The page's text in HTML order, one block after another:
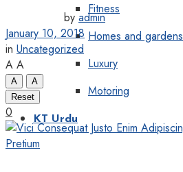
Fitness
Homes and gardens
Luxury
Motoring
KT Urdu
by admin
January 10, 2018
in Uncategorized
A A
A
A
Reset
0